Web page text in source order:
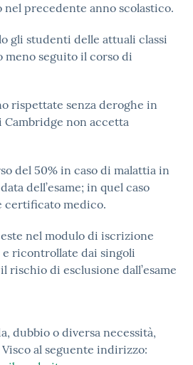
precedente anno scolastico.
gli studenti delle attuali classi
meno seguito il corso di
rispettate senza deroghe in
Cambridge non accetta
del 50% in caso di malattia in
dell’esame; in quel caso
certificato medico.
nel modulo di iscrizione
e ricontrollate dai singoli
rischio di esclusione dall’esame
dubbio o diversa necessità,
al seguente indirizzo: